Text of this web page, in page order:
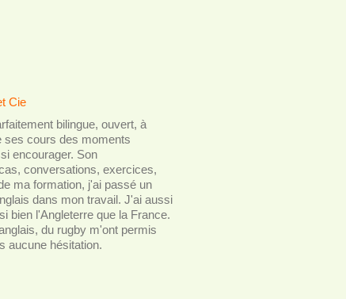
Cie
bilingue, ouvert, à
ses cours des moments
encourager. Son
conversations, exercices,
ma formation, j'ai passé un
dans mon travail. J'ai aussi
bien l'Angleterre que la France.
du rugby m'ont permis
aucune hésitation.